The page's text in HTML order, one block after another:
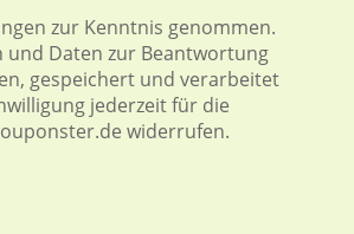
zur Kenntnis genommen.
und Daten zur Beantwortung
gespeichert und verarbeitet
jederzeit für die
widerrufen.